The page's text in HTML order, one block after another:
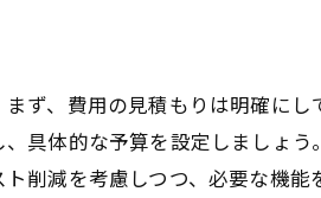
ず、費用の見積もりは明確に
具体的な予算を設定しましょ
削減を考慮しつつ、必要な機